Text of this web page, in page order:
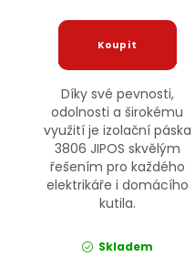
Díky své pevnosti,
odolnosti a širokému
využití je izolační páska
3806 JIPOS skvělým
řešením pro každého
elektrikáře i domácího
kutila.
Skladem